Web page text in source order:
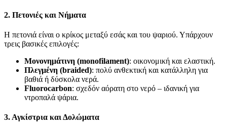
2. Πετονιές και Νήματα
Η πετονιά είναι ο κρίκος μεταξύ εσάς και του ψαριού. Υπάρχουν
τρεις βασικές επιλογές:
Μονονημάτινη (monofilament): οικονομική και ελαστική.
Πλεγμένη (braided): πολύ ανθεκτική και κατάλληλη για
βαθιά ή δύσκολα νερά.
Fluorocarbon: σχεδόν αόρατη στο νερό – ιδανική για
ντροπαλά ψάρια.
3. Αγκίστρια και Δολώματα